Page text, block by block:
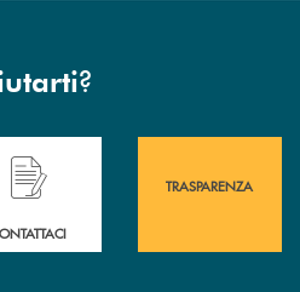
?
delle&nbsp; filiali&nbsp; di Banca
bisogno di assistenza immediata?
TRASPARENZA